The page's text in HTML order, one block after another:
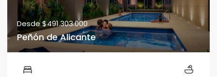
Desde$491.303.000
Peñón de Alicante